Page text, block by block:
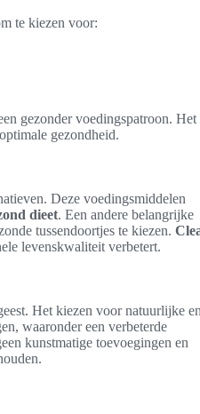
te kiezen voor:
gezonder voedingspatroon. Het
gezondheid.
Deze voedingsmiddelen
dieet. Een andere belangrijke
tussendoortjes te kiezen.
levenskwaliteit verbetert.
Het kiezen voor natuurlijke en
waaronder een verbeterde
kunstmatige toevoegingen en